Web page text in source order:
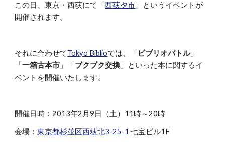
この日、東京・西荻にて「西荻夕市 」というイベントが
開催されます。
それに合わせてTokyo Biblioでは、「ビブリオバトル」
「一箱古本市 」「ブクブク交換 」といった本に関するイ
ベントを開催いたします。
開催日時：2013年2月9日（土）11時～20時
会場：東京都杉並区西荻北3-25-1 七宝ビル1F